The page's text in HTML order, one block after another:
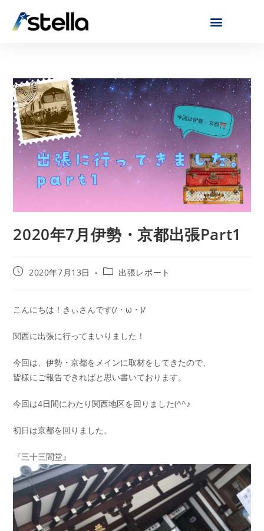
2020年7月伊勢・京都出張Part1
2020年7月13日 出張レポート
こんにちは！きぃさんです(/・ω・)/
関西に出張に行ってまいりました！
今回は、伊勢・京都をメインに取材をしてきたので、
皆様にご報告できればと思い書いております。
今回は4日間にわたり関西地区を回りました(^^♪
初日は京都を回りました。
『三十三間堂』